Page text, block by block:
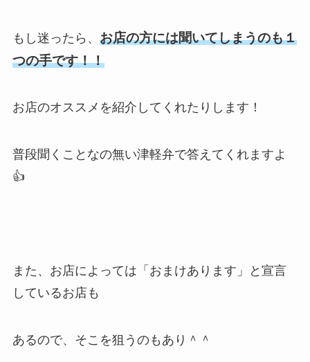
もし迷ったら、 お店の方には聞いてしまうのも１
つの手です！！
お店のオススメを紹介してくれたりします！
普段聞くことなの無い津軽弁で答えてくれますよ
👍
また、お店によっては「おまけあります」と宣言
しているお店も
あるので、そこを狙うのもあり＾＾